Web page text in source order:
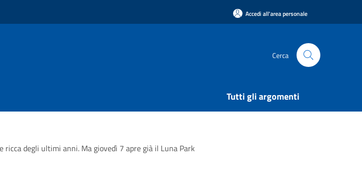
Accedi all'area personale
Cerca
Tutti gli argomenti
ricca degli ultimi anni. Ma giovedì 7 apre già il Luna Park